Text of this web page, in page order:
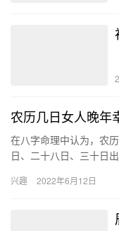
农历几日女人晚年
在八字命理中认为，农
日、二十八日、三十日
16…
兴趣 2022年6月12日